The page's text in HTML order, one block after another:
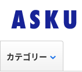
カテゴリー